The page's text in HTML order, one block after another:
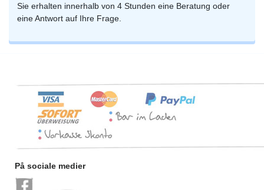
Sie erhalten innerhalb von 4 Stunden eine Beratung oder
eine Antwort auf Ihre Frage.
På sociale medier